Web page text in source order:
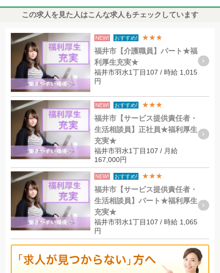
この求人を見た人はこんな求人もチェックしています
NEW! おすすめ! ★★★
福井市【介護職員】パート★福
利厚生充実★
福井市羽水1丁目107 / 時給 1,015
円
NEW! おすすめ! ★★★
福井市【サービス提供責任者・
生活相談員】正社員★福利厚生
充実★
福井市羽水1丁目107 / 月給
167,000円
NEW! おすすめ! ★★★
福井市【サービス提供責任者・
生活相談員】パート★福利厚生
充実★
福井市羽水1丁目107 / 時給 1,065
円